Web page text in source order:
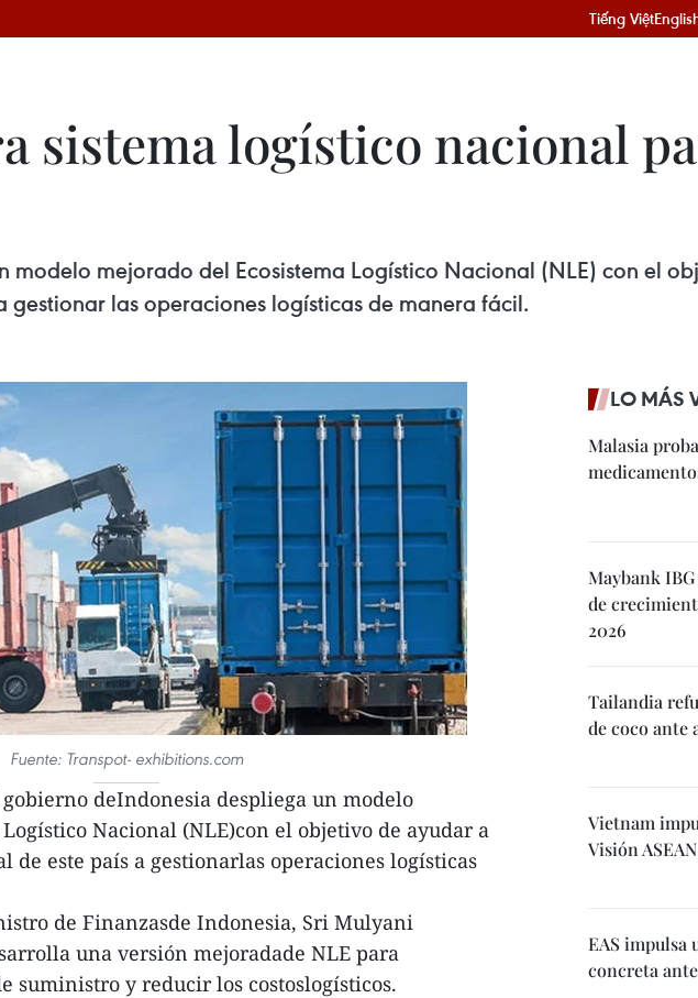
Tiếng Việt
sistema logístico nacional
modelo mejorado del Ecosistema Logístico Nacional (NLE) con el
las operaciones logísticas de manera fácil.
Fuente: Transpot- exhibitions.com
gobierno deIndonesia despliega un modelo
Nacional (NLE)con el objetivo de ayudar a
de este país a gestionarlas operaciones logísticas
de Finanzasde Indonesia, Sri Mulyani
una versión mejoradade NLE para
suministro y reducir los costoslogísticos.
LO MÁS
Malasia
Maybank
de
2026
Tailandia
de coco ante
Vietnam
Visión
EAS impulsa
concreta